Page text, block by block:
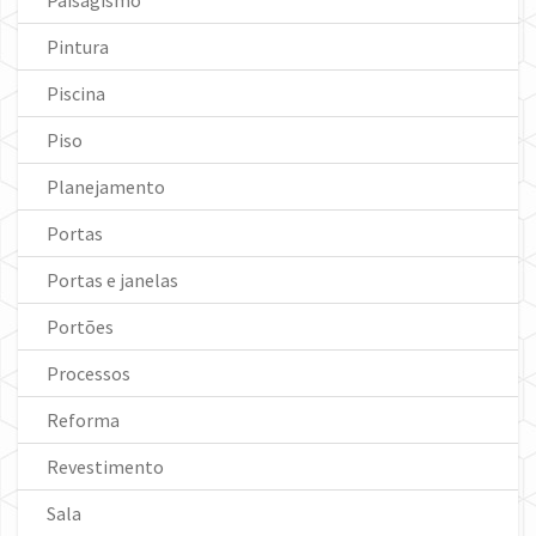
Pintura
Piscina
Piso
Planejamento
Portas
Portas e janelas
Portões
Processos
Reforma
Revestimento
Sala